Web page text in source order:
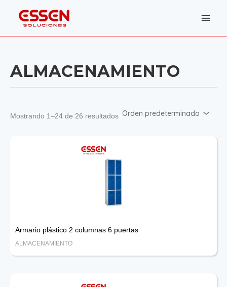
ALMACENAMIENTO
Mostrando 1–24 de 26 resultados
Armario plástico 2 columnas 6 puertas
ALMACENAMIENTO